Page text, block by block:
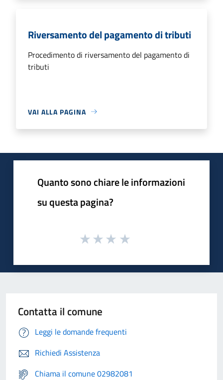
Riversamento del pagamento di tributi
Procedimento di riversamento del pagamento di
tributi
VAI ALLA PAGINA
Quanto sono chiare le informazioni
su questa pagina?
Contatta il comune
Leggi le domande frequenti
Richiedi Assistenza
Chiama il comune 02982081